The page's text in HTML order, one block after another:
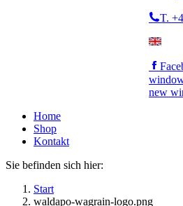
T.
new
Home
Shop
Kontakt
Sie befinden sich hier:
Start
waldapo-wagrain-logo.png